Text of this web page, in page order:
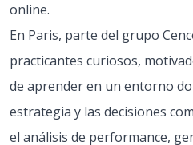
online.
En Paris, parte del grupo
practicantes curiosos,
de aprender en un entorno
estrategia y las decisiones
el análisis de performance,